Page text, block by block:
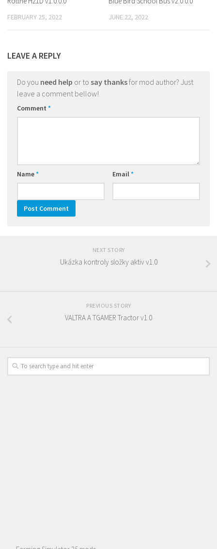
FEBRUARY 25, 2022 JUNE 22, 2022
LEAVE A REPLY
Do you need help or to say thanksfor mod author? Just
leave a comment bellow!
Comment *
Name* Email*
NEXT STORY
Ukázka kontroly složky aktiv v1.0
PREVIOUS STORY
VALTRA A TGAMER Tractor v1.0